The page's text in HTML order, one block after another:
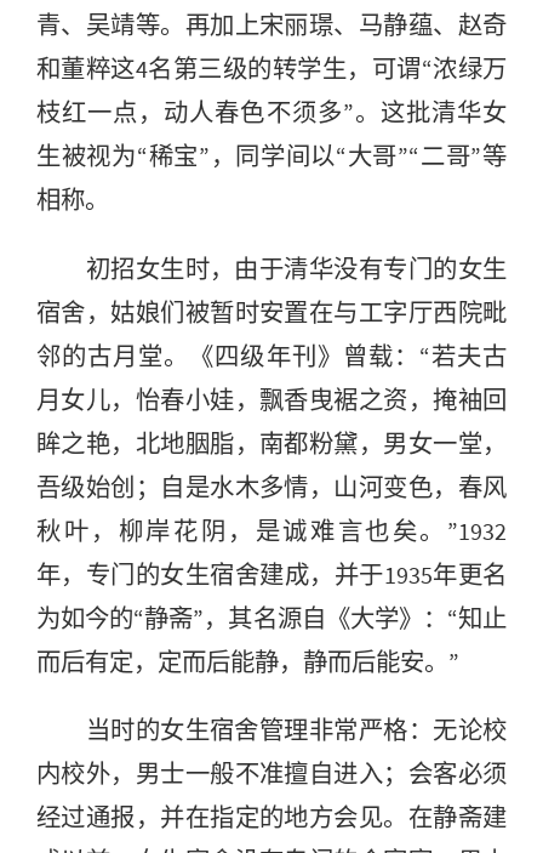
青、吴靖等。再加上宋丽璟、马静蕴、赵奇
和董粹这4名第三级的转学生，可谓“浓绿万
枝红一点，动人春色不须多”。这批清华女
生被视为“稀宝”，同学间以“大哥”“二哥”等
相称。
初招女生时，由于清华没有专门的女生
宿舍，姑娘们被暂时安置在与工字厅西院毗
邻的古月堂。《四级年刊》曾载：“若夫古
月女儿，怡春小娃，飘香曳裾之资，掩袖回
眸之艳，北地胭脂，南都粉黛，男女一堂，
吾级始创；自是水木多情，山河变色，春风
秋叶，柳岸花阴，是诚难言也矣。”1932
年，专门的女生宿舍建成，并于1935年更名
为如今的“静斋”，其名源自《大学》：“知止
而后有定，定而后能静，静而后能安。”
当时的女生宿舍管理非常严格：无论校
内校外，男士一般不准擅自进入；会客必须
经过通报，并在指定的地方会见。在静斋建